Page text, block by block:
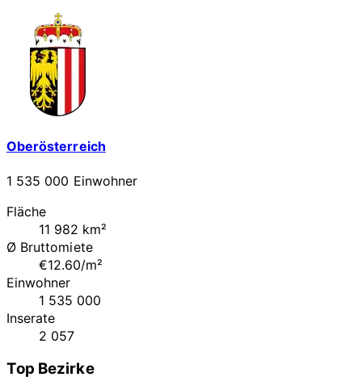
Oberösterreich
1 535 000 Einwohner
Fläche
11 982 km²
Ø Bruttomiete
€12.60/m²
Einwohner
1 535 000
Inserate
2 057
Top Bezirke